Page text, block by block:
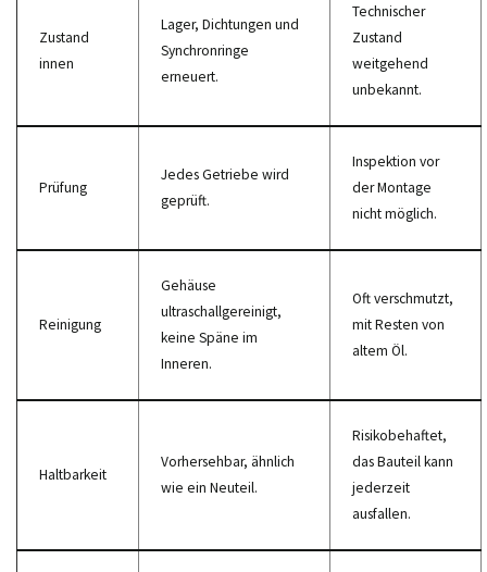
Zustand
innen
Lager, Dichtungen und
Synchronringe
erneuert.
Technischer
Zustand
weitgehend
unbekannt.
Prüfung
Jedes Getriebe wird
geprüft.
Inspektion vor
der Montage
nicht möglich.
Reinigung
Gehäuse
ultraschallgereinigt,
keine Späne im
Inneren.
Oft verschmutzt,
mit Resten von
altem Öl.
Haltbarkeit
Vorhersehbar, ähnlich
wie ein Neuteil.
Risikobehaftet,
das Bauteil kann
jederzeit
ausfallen.